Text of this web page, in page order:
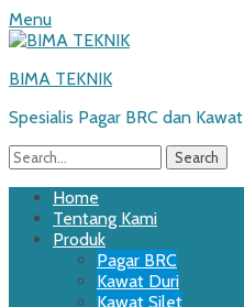
Menu
BIMA TEKNIK
Spesialis Pagar BRC dan Kawat
Search
for:
Primary
Menu
Skip
content
Home
Tentang Kami
Produk
Pagar BRC
Kawat Duri
Kawat Silet